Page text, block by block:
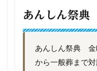
あんしん祭
あんしん祭典 金
から一般葬まで